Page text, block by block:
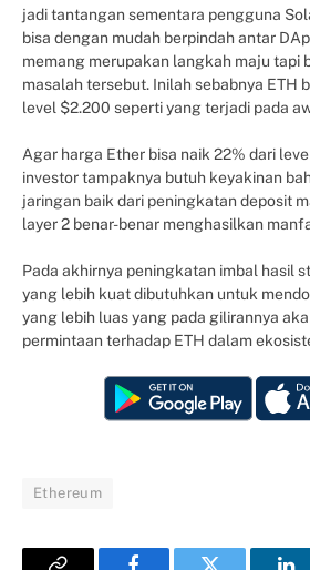
jadi tantangan sementara pengguna
bisa dengan mudah berpindah antar
memang merupakan langkah maju tapi
masalah tersebut. Inilah sebabnya ETH
level $2.200 seperti yang terjadi pada
Agar harga Ether bisa naik 22% dari
investor tampaknya butuh keyakinan
jaringan baik dari peningkatan deposit
layer 2 benar-benar menghasilkan
Pada akhirnya peningkatan imbal hasil
yang lebih kuat dibutuhkan untuk
yang lebih luas yang pada gilirannya
permintaan terhadap ETH dalam
Ethereum